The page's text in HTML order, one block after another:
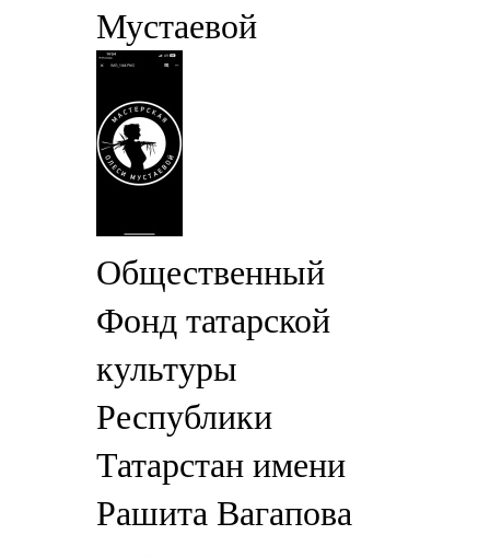
Мустаевой
Общественный
Фонд татарской
культуры
Республики
Татарстан имени
Рашита Вагапова